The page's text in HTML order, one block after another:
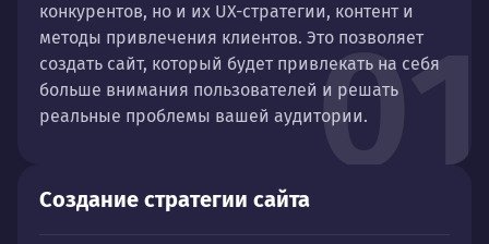
01
конкурентов, но и их UX-стратегии, контент и
методы привлечения клиентов. Это позволяет
создать сайт, который будет привлекать на себя
больше внимания пользователей и решать
реальные проблемы вашей аудитории.
Создание стратегии сайта